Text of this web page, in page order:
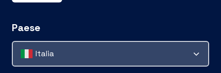
Paese
Italia